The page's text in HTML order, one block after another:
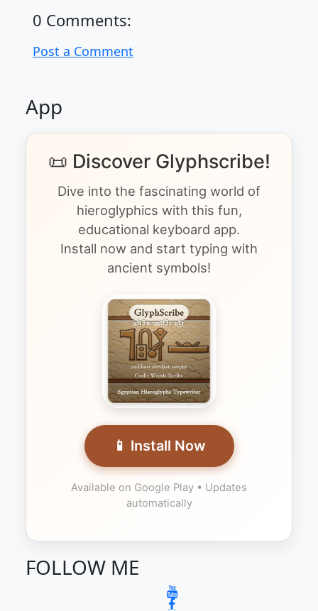
0 Comments:
Post a Comment
App
📜 Discover Glyphscribe!
Dive into the fascinating world of
hieroglyphics with this fun,
educational keyboard app.
Install now and start typing with
ancient symbols!
📱 Install Now
Available on Google Play • Updates
automatically
FOLLOW ME